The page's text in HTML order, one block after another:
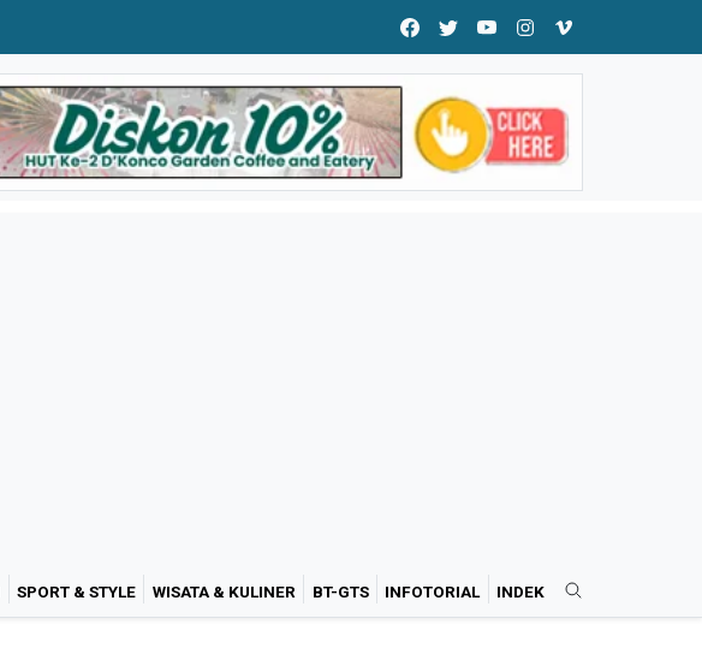
SPORT & STYLE WISATA & KULINER BT-GTS INFOTORIAL INDEK